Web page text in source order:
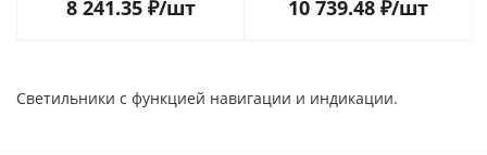
8 241.35₽/шт 10 739.48₽/шт
Светильники с функцией навигации и индикации.